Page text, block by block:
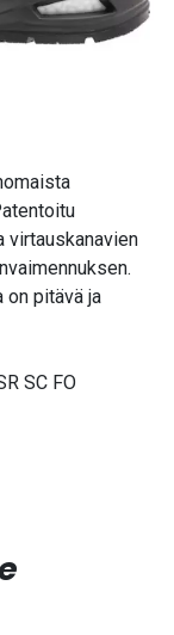
on pitävä ja
SC FO